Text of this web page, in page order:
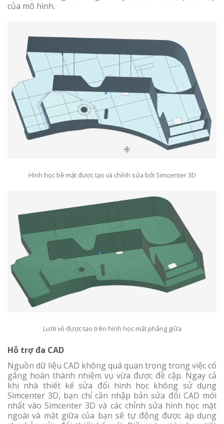
của mô hình.
Hình học bề mặt được tạo và chỉnh sửa bởi Simcenter 3D
Lưới vỏ được tạo trên hình học mặt phẳng giữa
Hỗ trợ đa CAD
Nguồn dữ liệu CAD không quá quan trọng trong việc cố
gắng hoàn thành nhiệm vụ vừa được đề cập. Ngay cả
khi nhà thiết kế sửa đổi hình học không sử dụng
Simcenter 3D, bạn chỉ cần nhập bản sửa đổi CAD mới
nhất vào Simcenter 3D và các chỉnh sửa hình học mặt
ngoài và mặt giữa của bạn sẽ tự động được áp dụng